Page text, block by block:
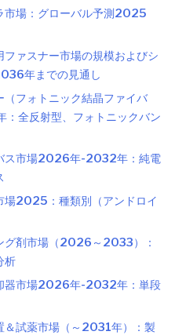
市場：グローバル予測2025
ァスナー市場の規模およびシ
年までの見通し
フォトニック結晶ファイバ
全反射型、フォトニックバン
ス市場2026年-2032年：純電
場2025：種類別（アンドロイ
グ剤市場（2026～2033）：
析
器市場2026年-2032年：単段
＆試薬市場（～2031年）：製